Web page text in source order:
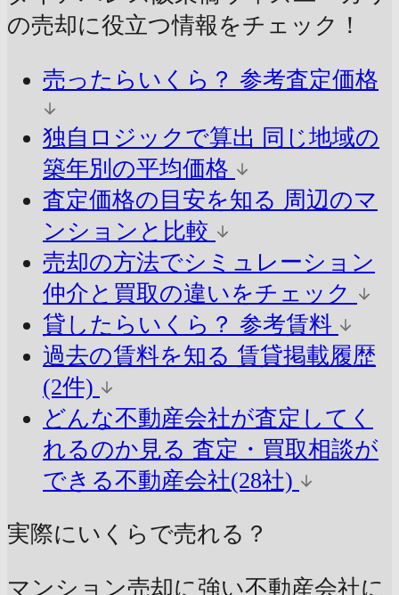
の売却に役立つ情報をチェック！
売ったらいくら？ 参考査定価格
独自ロジックで算出 同じ地域の
築年別の平均価格
査定価格の目安を知る 周辺のマ
ンションと比較
売却の方法でシミュレーション
仲介と買取の違いをチェック
貸したらいくら？ 参考賃料
過去の賃料を知る 賃貸掲載履歴
(2件)
どんな不動産会社が査定してく
れるのか見る 査定・買取相談が
できる不動産会社(28社)
実際にいくらで売れる？
マンション売却に強い不動産会社に